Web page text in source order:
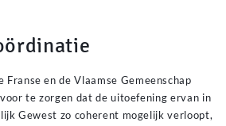
Franse en de Vlaamse Gemeenschap
te zorgen dat de uitoefening ervan in
Gewest zo coherent mogelijk verloopt,